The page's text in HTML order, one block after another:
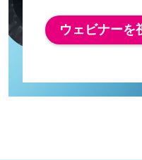
ウェビナーを